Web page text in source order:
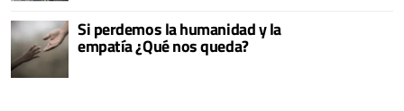
Si perdemos la humanidad y la
empatía ¿Qué nos queda?